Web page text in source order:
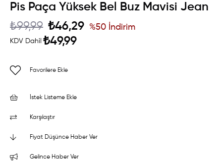
Pis Paça Yüksek Bel Buz Mavisi Jean
₺99,99 ₺46,29
KDV Dahil ₺49,99
%50 İndirim
Favorilere Ekle
İstek Listeme Ekle
Karşılaştır
Fiyat Düşünce Haber Ver
Gelince Haber Ver